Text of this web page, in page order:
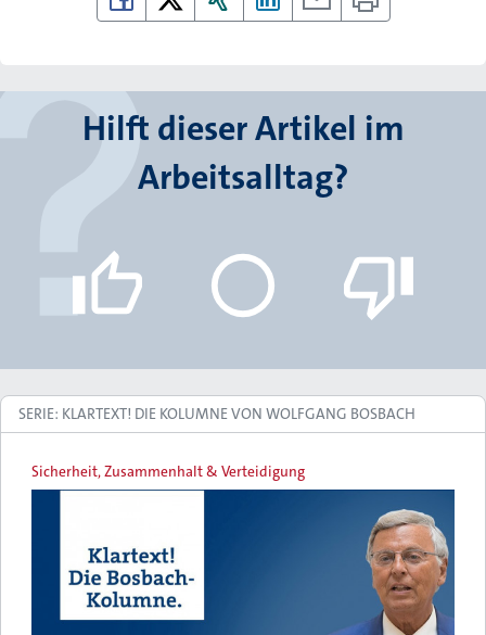
Hilft dieser Artikel im
Arbeitsalltag?
SERIE: KLARTEXT! DIE KOLUMNE VON WOLFGANG BOSBACH
Sicherheit, Zusammenhalt & Verteidigung